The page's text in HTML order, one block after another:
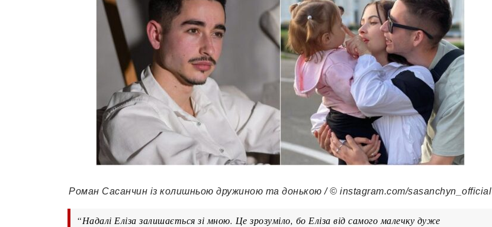
Роман Сасанчин із колишньою дружиною та донькою / © instagram.com/sasanchyn_official
“Надалі Еліза залишається зі мною. Це зрозуміло, бо Еліза від самого малечку дуже